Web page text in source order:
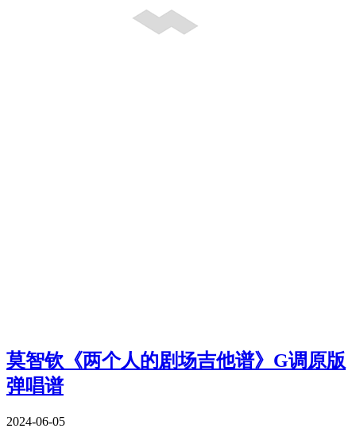
莫智钦《两个人的剧场吉他谱》G调原版
弹唱谱
2024-06-05